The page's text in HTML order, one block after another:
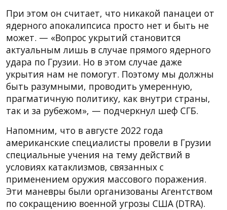
При этом он считает, что никакой панацеи от
ядерного апокалипсиса просто нет и быть не
может. — «Вопрос укрытий становится
актуальным лишь в случае прямого ядерного
удара по Грузии. Но в этом случае даже
укрытия нам не помогут. Поэтому мы должны
быть разумными, проводить умеренную,
прагматичную политику, как внутри страны,
так и за рубежом», — подчеркнул шеф СГБ.
Напомним, что в августе 2022 года
американские специалисты провели в Грузии
специальные учения на тему действий в
условиях катаклизмов, связанных с
применением оружия массового поражения.
Эти маневры были организованы Агентством
по сокращению военной угрозы США (DTRA).